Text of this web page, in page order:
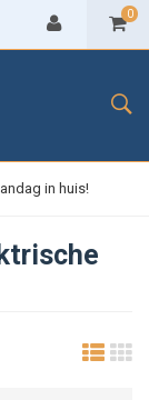
0
in huis!